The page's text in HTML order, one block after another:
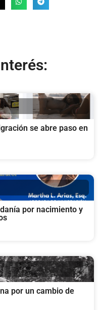
se abre paso en
por nacimiento y
por un cambio de